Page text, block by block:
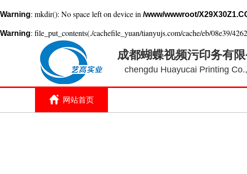
Warning: mkdir(): No space left on device in /www/wwwroot/
Warning: file_put_contents(./cachefile_yuan/tianyujs.com/cache/eb/08e39/
成都蝴蝶视频污印务有限
chengdu Huayucai Printing
网站首页